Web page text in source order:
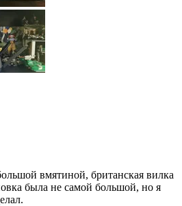
вмятиной, британская вилка
была не самой большой, но я